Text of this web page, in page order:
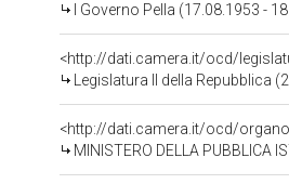
I Governo Pella (17.08.1953 -
<http://dati.camera.it/ocd/
Legislatura II della Repubblica
<http://dati.camera.it/ocd/
MINISTERO DELLA PUBBLICA